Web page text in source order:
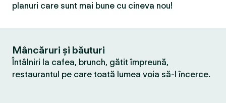
planuri care sunt mai bune cu cineva nou!
Mâncăruri și băuturi
Întâlniri la cafea, brunch, gătit împreună,
restaurantul pe care toată lumea voia să-l încerce.